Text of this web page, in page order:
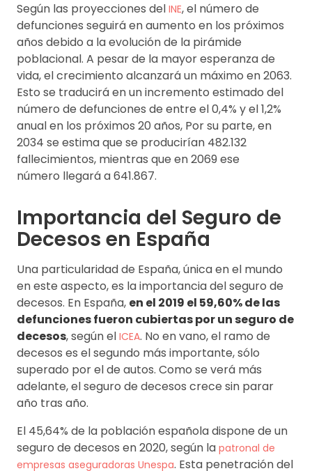
Según las proyecciones del INE, el número de
defunciones seguirá en aumento en los próximos
años debido a la evolución de la pirámide
poblacional. A pesar de la mayor esperanza de
vida, el crecimiento alcanzará un máximo en 2063.
Esto se traducirá en un incremento estimado del
número de defunciones de entre el 0,4% y el 1,2%
anual en los próximos 20 años, Por su parte, en
2034 se estima que se producirían 482.132
fallecimientos, mientras que en 2069 ese
número llegará a 641.867.
Importancia del Seguro de
Decesos en España
Una particularidad de España, única en el mundo
en este aspecto, es la importancia del seguro de
decesos. En España, en el 2019 el 59,60% de las
defunciones fueron cubiertas por un seguro de
decesos, según el ICEA. No en vano, el ramo de
decesos es el segundo más importante, sólo
superado por el de autos. Como se verá más
adelante, el seguro de decesos crece sin parar
año tras año.
El 45,64% de la población española dispone de un
seguro de decesos en 2020, según la patronal de
empresas aseguradoras Unespa. Esta penetración del